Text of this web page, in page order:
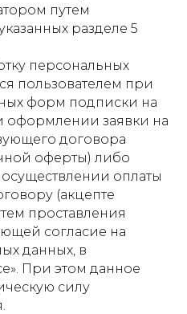
путем
разделе 5
персональных
пользователем при
форм подписки на
оформлении заявки на
договора
оферты) либо
оплаты
(акцепте
проставления
согласие на
данных, в
При этом данное
силу